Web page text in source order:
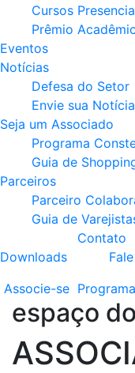
Cursos
Prêmio
Eventos
Notícias
Defesa do Setor
Envie sua Notícia
Seja um Associado
Programa
Guia de
Parceiros
Parceiro
Guia de
Downloads
Contato
Associe-se Programa
espaço do